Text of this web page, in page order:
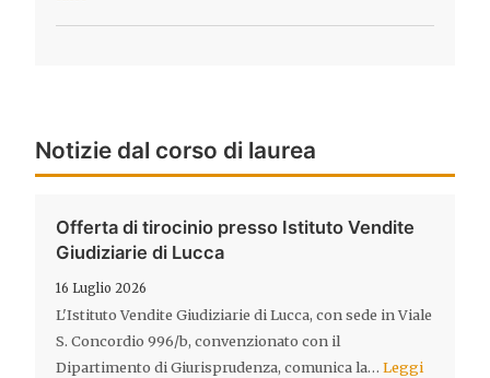
Notizie dal corso di laurea
Offerta di tirocinio presso Istituto Vendite
Giudiziarie di Lucca
16 Luglio 2026
L'Istituto Vendite Giudiziarie di Lucca, con sede in Viale
S. Concordio 996/b, convenzionato con il
Dipartimento di Giurisprudenza, comunica la…Leggi